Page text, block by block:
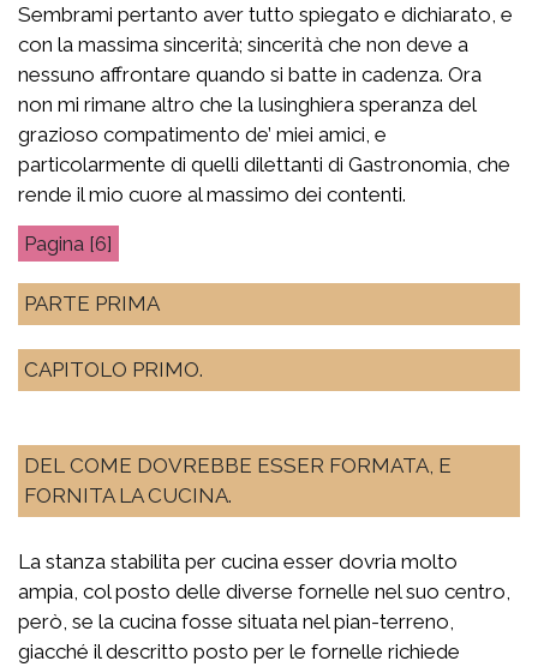
Sembrami pertanto aver tutto spiegato e dichiarato, e
con la massima sincerità; sincerità che non deve a
nessuno affrontare quando si batte in cadenza. Ora
non mi rimane altro che la lusinghiera speranza del
grazioso compatimento de’ miei amici, e
particolarmente di quelli dilettanti di Gastronomia, che
rende il mio cuore al massimo dei contenti.
[6]
PARTE PRIMA
CAPITOLO PRIMO.
DEL COME DOVREBBE ESSER FORMATA, E
FORNITA LA CUCINA.
La stanza stabilita per cucina esser dovria molto
ampia, col posto delle diverse fornelle nel suo centro,
però, se la cucina fosse situata nel pian-terreno,
giacché il descritto posto per le fornelle richiede